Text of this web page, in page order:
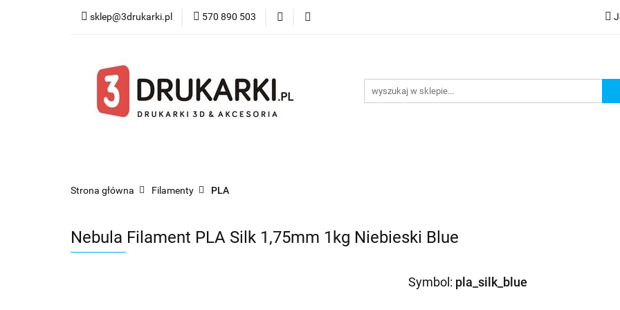
sklep@3drukarki.pl 570 890 503
Blog Bestsellery
Strona główna Filamenty PLA
Nebula Filament PLA Silk 1,75mm 1kg Niebieski Blue
Symbol: pla_silk_blue